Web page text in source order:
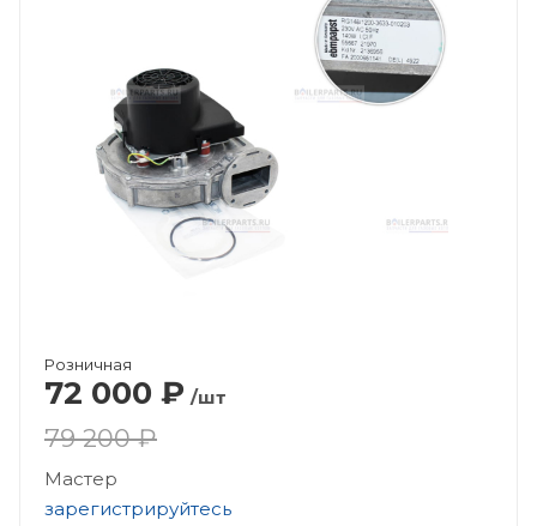
Розничная
72 000 ₽ /шт
79 200 ₽
Мастер
зарегистрируйтесь